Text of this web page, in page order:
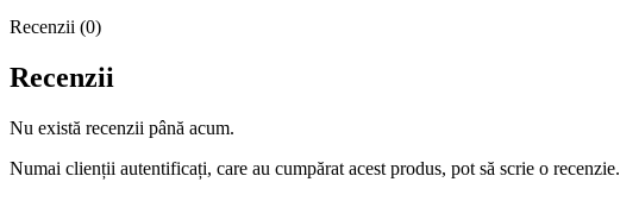
Recenzii (0)
Recenzii
Nu există recenzii până acum.
Numai clienții autentificați, care au cumpărat acest produs, pot să scrie o recenzie.